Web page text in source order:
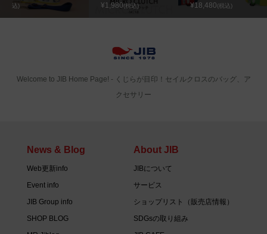
込)
¥1,980(税込) ¥18,480(税込)
Welcome to JIB Home Page! ‐ くじらが目印！セイルクロスのバッグ、ア
クセサリー
News & Blog
Web更新info
Event info
JIB Group info
SHOP BLOG
About JIB
JIBについて
サービス
ショップリスト（販売店情報）
SDGsの取り組み